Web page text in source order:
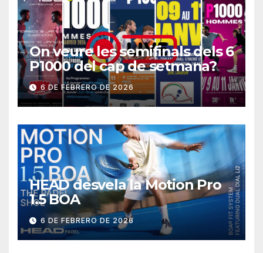
On veure les semifinals dels 6
P1000 del cap de setmana?
6 DE FEBRERO DE 2026
HEAD desvela la Motion Pro
1.5 BOA
6 DE FEBRERO DE 2026